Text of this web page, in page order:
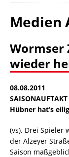
Medien
Wormser
wieder
08.08.2011
Hübner hat’s
(vs). Drei Spieler
der Alzeyer
Saison